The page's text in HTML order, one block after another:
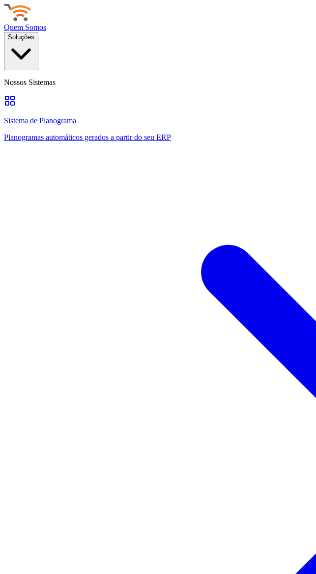
Quem Somos
Soluções
Nossos Sistemas
Sistema de Planograma
Planogramas automáticos gerados a partir do seu ERP